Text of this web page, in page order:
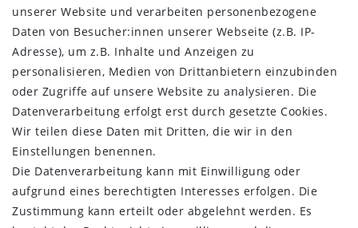
Wür über uns
FAQ
Impressum
Daten­schutz­erklärung
AGB
Barrierefreiheitserklärung
Kontakt
Vertrag widerrufen
STAY CONNECTED
unserer Website und verarbeiten personenbezogene
Daten von Besucher:innen unserer Webseite (z.B. IP-
Adresse), um z.B. Inhalte und Anzeigen zu
personalisieren, Medien von Drittanbietern einzubinden
oder Zugriffe auf unsere Website zu analysieren. Die
Datenverarbeitung erfolgt erst durch gesetzte Cookies.
Wir teilen diese Daten mit Dritten, die wir in den
Einstellungen benennen.
Die Datenverarbeitung kann mit Einwilligung oder
aufgrund eines berechtigten Interesses erfolgen. Die
Zustimmung kann erteilt oder abgelehnt werden. Es